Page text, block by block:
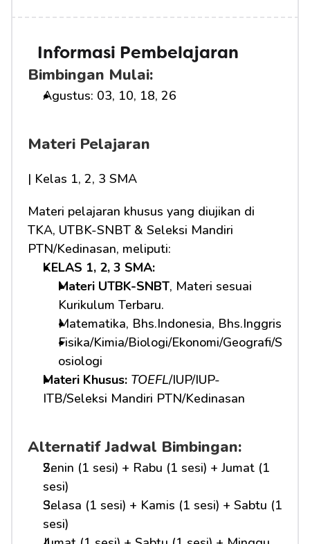
Informasi Pembelajaran
Bimbingan Mulai:
Agustus: 03, 10, 18, 26
Materi Pelajaran
| Kelas 1, 2, 3 SMA
Materi pelajaran khusus yang diujikan di
TKA, UTBK-SNBT & Seleksi Mandiri
PTN/Kedinasan, meliputi:
KELAS 1, 2, 3 SMA:
Materi UTBK-SNBT, Materi sesuai
Kurikulum Terbaru.
Matematika, Bhs.Indonesia, Bhs.Inggris
Fisika/Kimia/Biologi/Ekonomi/Geografi/S
osiologi
Materi Khusus: TOEFL/IUP/IUP-
ITB/Seleksi Mandiri PTN/Kedinasan
Alternatif Jadwal Bimbingan:
Senin (1 sesi) + Rabu (1 sesi) + Jumat (1
sesi)
Selasa (1 sesi) + Kamis (1 sesi) + Sabtu (1
sesi)